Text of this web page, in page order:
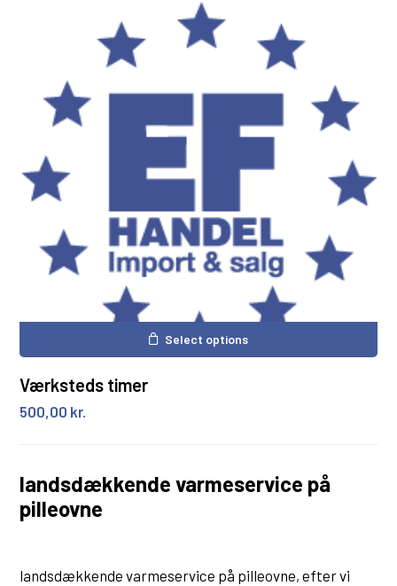
Select options
Værksteds timer
500,00 kr.
landsdækkende varmeservice på
pilleovne
landsdækkende varmeservice på pilleovne, efter vi